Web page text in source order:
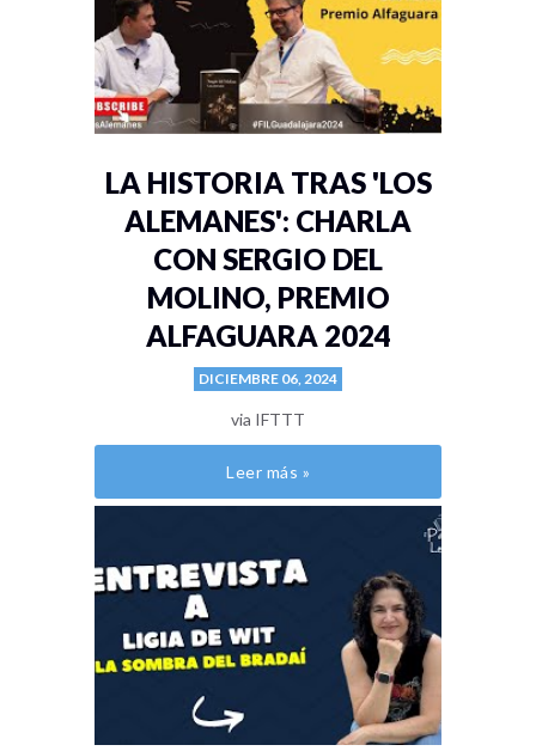
LA HISTORIA TRAS 'LOS
ALEMANES': CHARLA
CON SERGIO DEL
MOLINO, PREMIO
ALFAGUARA 2024
DICIEMBRE 06, 2024
via IFTTT
Leer más »